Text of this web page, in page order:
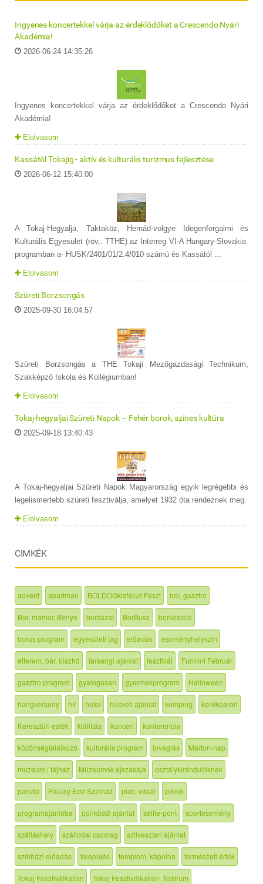
Ingyenes koncertekkel várja az érdeklődőket a Crescendo Nyári
Akadémia!
2026-06-24 14:35:26
Ingyenes koncertekkel várja az érdeklődőket a Crescendo Nyári
Akadémia!
Elolvasom
Kassától Tokajig - aktív és kulturális turizmus fejlesztése
2026-06-12 15:40:00
A Tokaj-Hegyalja, Taktaköz, Hernád-völgye Idegenforgalmi és
Kulturális Egyesület (röv.: TTHE) az Interreg VI-A Hungary-Slovakia
programban a- HUSK/2401/01/2.4/010 számú és Kassától ...
Elolvasom
Szüreti Borzsongás
2025-09-30 16:04:57
Szüreti Borzsongás a THE Tokaji Mezőgazdasági Technikum,
Szakképző Iskola és Kollégiumban!
Elolvasom
Tokaj-hegyaljai Szüreti Napok – Fehér borok, színes kultúra
2025-09-18 13:40:43
A Tokaj-hegyaljai Szüreti Napok Magyarország egyik legrégebbi és
legelismertebb szüreti fesztiválja, amelyet 1932 óta rendeznek meg.
Elolvasom
CIMKÉK
advent apartman BOLDOGkisfalud Feszt bor, gasztro
Bor, mámor, Bénye borászat BorBusz borkóstoló
boros program egyesületi tag előadás eseményhelyszín
étterem, bár, bisztró farsangi ajánlat fesztivál Furmint Február
gasztro program gyalogosan gyermekprogram Halloween
hangverseny hír hotel húsvéti ajánlat kemping kerékpáron
Keresztúri esték kiállítás koncert konferencia
közönségtalálkozó kulturális program lovaglás Márton-nap
múzeum | tájház Múzeumok éjszakája osztálykirándulóknak
panzió Paulay Ede Színház piac, vásár piknik
programajánlóba pünkösdi ajánlat selfie-pont sportesemény
szálláshely szállodai csomag szilveszteri ajánlat
színházi előadás település templom, kápolna természeti érték
Tokaj Fesztiválkatlan Tokaj Fesztiválkatlan, Teátrum